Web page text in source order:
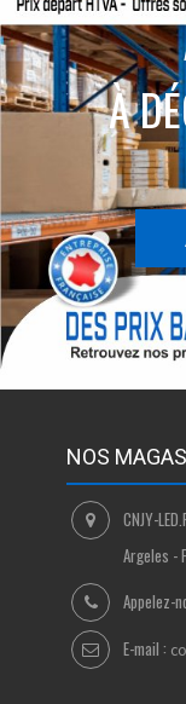
À
NOS
CNJY-
Argeles -
Appelez-
E-mail :